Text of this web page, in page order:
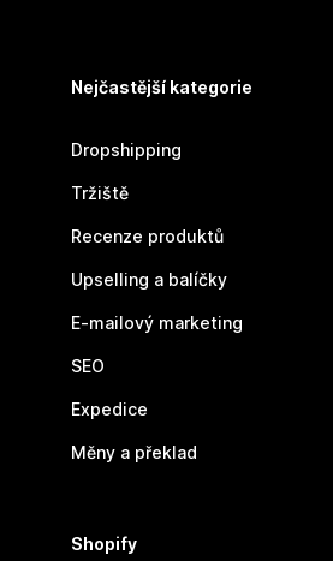
Nejčastější kategorie
Dropshipping
Tržiště
Recenze produktů
Upselling a balíčky
E-mailový marketing
SEO
Expedice
Měny a překlad
Shopify